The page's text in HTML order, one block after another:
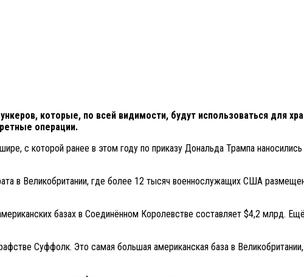
которые, по всей видимости, будут использоваться для
операции.
с которой ранее в этом году по приказу Дональда Трампа
в Великобритании, где более 12 тысяч военнослужащих США
базах в Соединённом Королевстве составляет $4,2 млрд.
Суффолк. Это самая большая американская база в